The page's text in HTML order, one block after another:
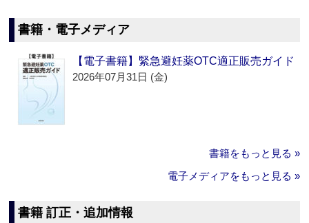
書籍・電子メディア
【電子書籍】緊急避妊薬OTC適正販売ガイド
2026年07月31日 (金)
書籍をもっと見る »
電子メディアをもっと見る »
書籍 訂正・追加情報